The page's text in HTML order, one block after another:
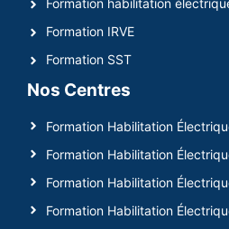
Formation habilitation
Formation IRVE
Formation SST
Nos Centres
Formation Habilitation
Formation Habilitation
Formation Habilitation
Formation Habilitation